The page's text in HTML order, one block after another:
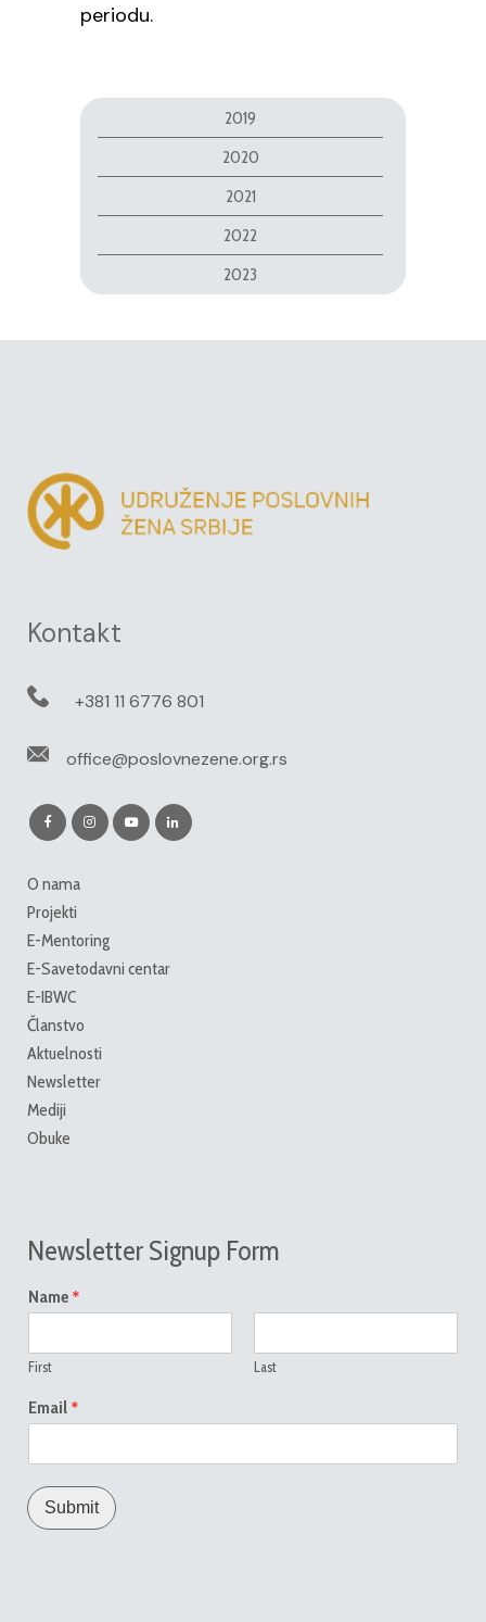
periodu.
2019
2020
2021
2022
2023
Kontakt
+381 11 6776 801
office@poslovnezene.org.rs
O nama
Projekti
E-Mentoring
E-Savetodavni centar
E-IBWC
Članstvo
Aktuelnosti
Newsletter
Mediji
Obuke
Newsletter Signup Form
Name *
First Last
Email *
Submit